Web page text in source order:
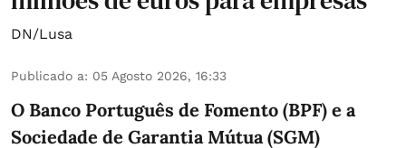
DN/Lusa
Publicado a: 05 Agosto 2026, 16:33
O Banco Português de Fomento (BPF) e a
Sociedade de Garantia Mútua (SGM)